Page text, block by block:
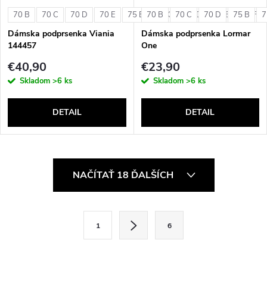
70 B 70 C 70 D 70 E 75 B 75 C 75 D 75 E 75 F
Dámska podprsenka Viania
144457
€40,90
Skladom >6 ks
DETAIL
70 B 70 C 70 D 75 B
Dámska podprsenka Lormar
One
€23,90
Skladom >6 ks
DETAIL
NAČÍTAŤ 18 ĎALŠÍCH
1 6